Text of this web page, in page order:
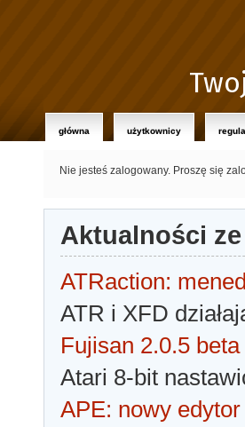
główna użytkownicy
Nie jesteś zalogowany. Proszę się
Aktualności
ATRaction:
ATR i XFD
Fujisan 2.0.5 beta
Atari 8-bit
APE: nowy